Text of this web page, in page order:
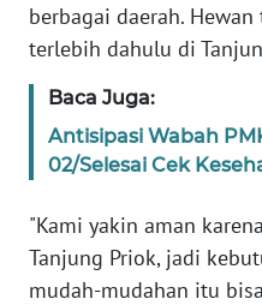
berbagai daerah.
terlebih dahulu di
Baca Juga:
Antisipasi Wabah
02/Selesai Cek
"Kami yakin aman
Tanjung Priok, jadi
mudah-mudahan itu
Wahana
News
Regional
WN
SUMUT
WN
JAKARTA